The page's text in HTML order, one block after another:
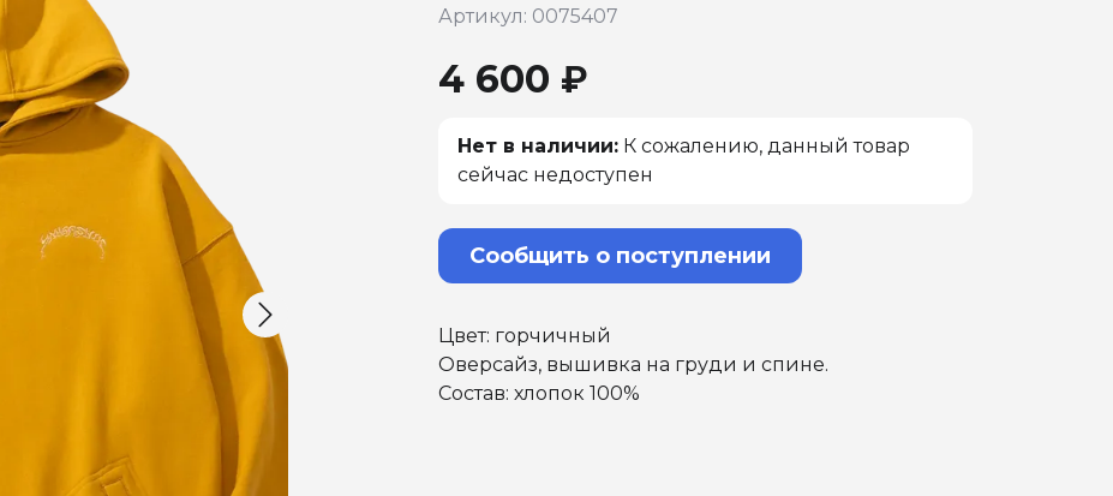
Артикул: 0075407
4 600 ₽
Нет в наличии: К сожалению, данный товар
сейчас недоступен
Сообщить о поступлении
Цвет: горчичный
Оверсайз, вышивка на груди и спине.
Состав: хлопок 100%